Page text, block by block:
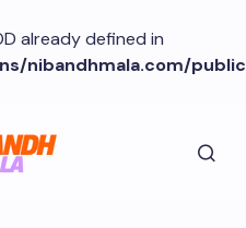
already defined in
nibandhmala.com/